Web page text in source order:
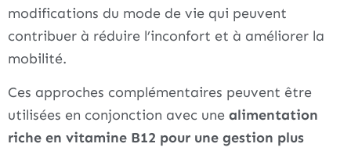
modifications du mode de vie qui peuvent
contribuer à réduire l’inconfort et à améliorer la
mobilité.
Ces approches complémentaires peuvent être
utilisées en conjonction avec une alimentation
riche en vitamine B12 pour une gestion plus